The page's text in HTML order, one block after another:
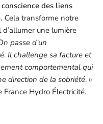
des liens
Cela transforme notre
d’allumer une lumière
passe d’un
Il challenge sa facture et
comportemental qui
direction de la sobriété. »
Hydro Électricité.